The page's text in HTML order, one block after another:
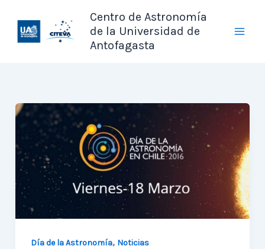
contenido
Centro de Astronomía
de la Universidad de
Antofagasta
Día de la Astronomía, Noticias